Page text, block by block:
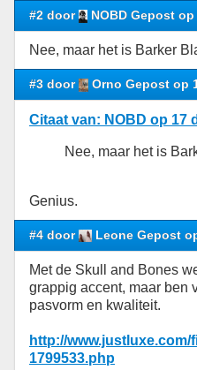
#2 door NOBD Gepost op
Nee, maar het is Barker
#3 door Orno Gepost op
Citaat van: NOBD op 17
Nee, maar het is
Genius.
#4 door Leone Gepost
Met de Skull and Bones
grappig accent, maar ben
pasvorm en kwaliteit.
http://
1799533.php